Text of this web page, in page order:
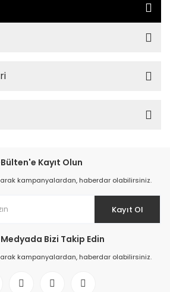
Kayıt Olun
kampanyalardan, haberdar olabilirsiniz.
Kayıt Ol
Bizi Takip Edin
kampanyalardan, haberdar olabilirsiniz.